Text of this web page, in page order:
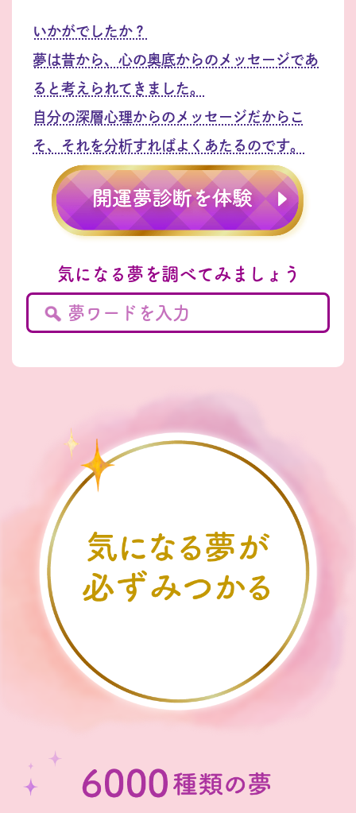
いかがでしたか？
夢は昔から、心の奥底からのメッセージであ
ると考えられてきました。
自分の深層心理からのメッセージだからこ
そ、それを分析すればよくあたるのです。
気になる夢を調べてみましょう